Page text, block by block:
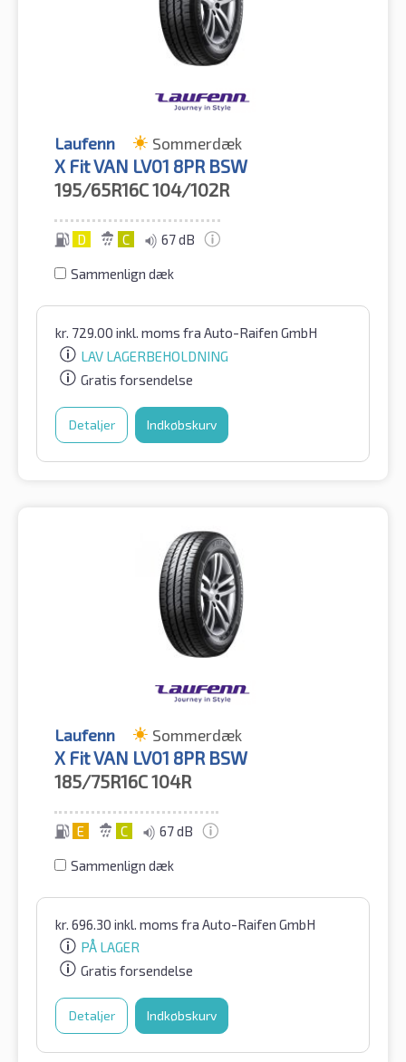
Laufenn Sommerdæk
X Fit VAN LV01 8PR BSW
195/65R16C104/102R
D C 67 dB
Sammenlign dæk
kr. 729.00 inkl. moms fra Auto-Raifen GmbH
LAV LAGERBEHOLDNING
Gratis forsendelse
Detaljer Indkøbskurv
Laufenn Sommerdæk
X Fit VAN LV01 8PR BSW
185/75R16C104R
E C 67 dB
Sammenlign dæk
kr. 696.30 inkl. moms fra Auto-Raifen GmbH
PÅ LAGER
Gratis forsendelse
Detaljer Indkøbskurv